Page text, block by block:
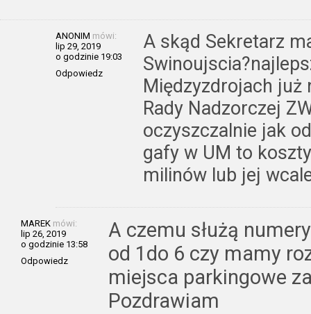
ANONIM mówi:
lip 29, 2019
o godzinie 19:03
Odpowiedz
A skąd Sekretarz
Międzyzdrojach już
Rady Nadzorczej
oczyszczalnie jak
gafy w UM to
milinów lub jej
MAREK mówi:
lip 26, 2019
o godzinie 13:58
Odpowiedz
A czemu służą
od 1do 6 czy mamy
miejsca parkingowe
Pozdrawiam